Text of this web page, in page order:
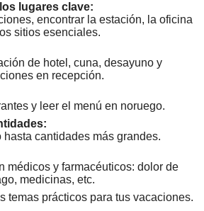
lugares clave:
encontrar la estación, la oficina
sitios esenciales.
de hotel, cuna, desayuno y
en recepción.
y leer el menú en noruego.
cantidades más grandes.
médicos y farmacéuticos: dolor de
medicinas, etc.
temas prácticos para tus vacaciones.